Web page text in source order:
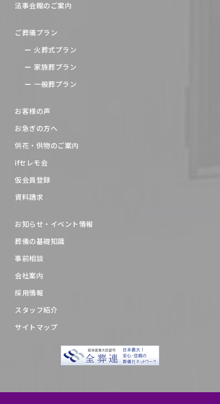
法事会館のご案内
ご葬儀プラン
火葬式プラン
家族葬プラン
一般葬プラン
お客様の声
お急ぎの方へ
供花・供物のご案内
ifセレモ会
仮会員登録
資料請求
お知らせ・イベント情報
葬儀の基礎知識
事前相談
会社案内
採用情報
スタッフ紹介
サイトマップ